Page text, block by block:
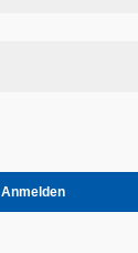
Anmelden